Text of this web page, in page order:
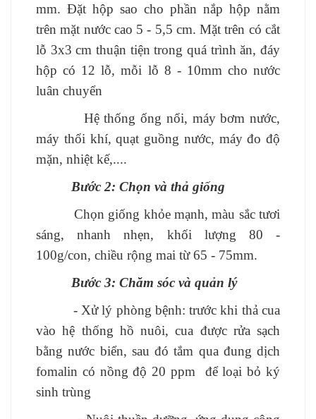
mm. Đặt hộp sao cho phần nắp hộp nằm
trên mặt nước cao 5 - 5,5 cm. Mặt trên có cắt
lỗ 3x3 cm thuận tiện trong quá trình ăn, đáy
hộp có 12 lỗ, mỗi lỗ 8 - 10mm cho nước
luân chuyển
Hệ thống ống nổi, máy bơm nước,
máy thổi khí, quạt guồng nước, máy đo độ
mặn, nhiệt kế,....
Bước 2: Chọn và thả giống
Chọn giống khỏe mạnh, màu sắc tươi
sáng, nhanh nhẹn, khối lượng 80 -
100g/con, chiều rộng mai từ 65 - 75mm.
Bước 3: Chăm sóc và quản lý
- Xử lý phòng bệnh: trước khi thả cua
vào hệ thống hồ nuôi, cua được rửa sạch
bằng nước biển, sau đó tắm qua đung dịch
fomalin có nồng độ 20 ppm để loại bỏ ký
sinh trùng